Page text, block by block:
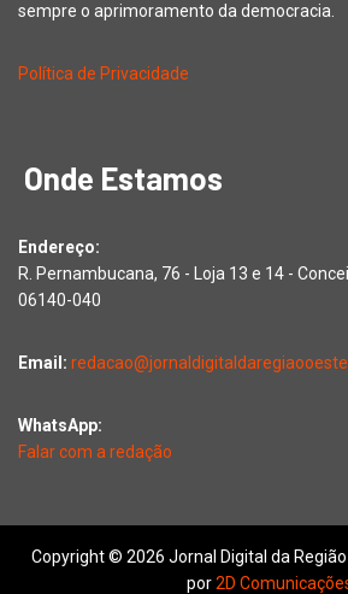
sempre o aprimoramento da democracia.
Política de Privacidade
Onde Estamos
Endereço:
R. Pernambucana, 76 - Loja 13 e 14 -
06140-040
Email:
WhatsApp:
Falar com a redação
Copyright © 2026 Jornal Digital da
por2D